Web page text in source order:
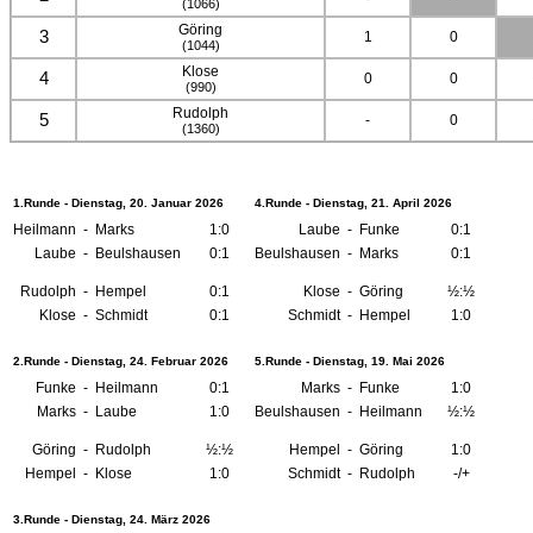
(1066)
3 Göring
(1044) 1 0
4 Klose
(990) 0 0
5 Rudolph
(1360) - 0
1.Runde - Dienstag, 20. Januar 2026
Heilmann - Marks
1:0
Laube - Beulshausen 0:1
Rudolph - Hempel
0:1
Klose - Schmidt 0:1
2.Runde - Dienstag, 24. Februar 2026
Funke - Heilmann
0:1
Marks - Laube 1:0
Göring - Rudolph
½:½
Hempel
- Klose 1:0
3.Runde - Dienstag, 24. März 2026
4.Runde - Dienstag, 21. April 2026
Laube - Funke
0:1
Beulshausen - Marks 0:1
Klose - Göring
½:½
Schmidt - Hempel 1:0
5.Runde - Dienstag, 19. Mai 2026
Marks - Funke
1:0
Beulshausen - Heilmann ½:½
Hempel - Göring
1:0
Schmidt - Rudolph -/+